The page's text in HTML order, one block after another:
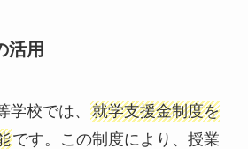
活用
学校では、 就学支援金制度を
です。この制度により、授業